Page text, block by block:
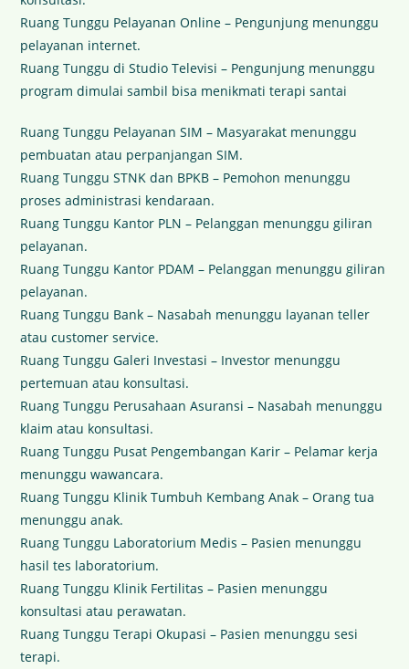
Ruang Tunggu Pelayanan Online – Pengunjung menunggu
pelayanan internet.
Ruang Tunggu di Studio Televisi – Pengunjung menunggu
program dimulai sambil bisa menikmati terapi santai
Ruang Tunggu Pelayanan SIM – Masyarakat menunggu
pembuatan atau perpanjangan SIM.
Ruang Tunggu STNK dan BPKB – Pemohon menunggu
proses administrasi kendaraan.
Ruang Tunggu Kantor PLN – Pelanggan menunggu giliran
pelayanan.
Ruang Tunggu Kantor PDAM – Pelanggan menunggu giliran
pelayanan.
Ruang Tunggu Bank – Nasabah menunggu layanan teller
atau customer service.
Ruang Tunggu Galeri Investasi – Investor menunggu
pertemuan atau konsultasi.
Ruang Tunggu Perusahaan Asuransi – Nasabah menunggu
klaim atau konsultasi.
Ruang Tunggu Pusat Pengembangan Karir – Pelamar kerja
menunggu wawancara.
Ruang Tunggu Klinik Tumbuh Kembang Anak – Orang tua
menunggu anak.
Ruang Tunggu Laboratorium Medis – Pasien menunggu
hasil tes laboratorium.
Ruang Tunggu Klinik Fertilitas – Pasien menunggu
konsultasi atau perawatan.
Ruang Tunggu Terapi Okupasi – Pasien menunggu sesi
terapi.